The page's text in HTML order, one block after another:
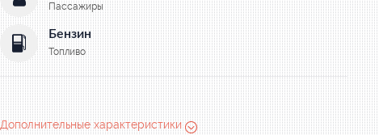
Пассажиры
Бензин
Топливо
Дополнительные характеристики